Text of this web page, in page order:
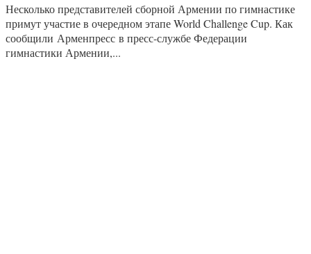
Несколько представителей сборной Армении по гимнастике
примут участие в очередном этапе World Challenge Cup. Как
сообщили Арменпресс в пресс-службе Федерации
гимнастики Армении,...